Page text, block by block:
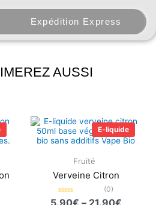
Expédition Express
AUSSI
E-liquide
Fruité
Verveine Citron
Note
(0)
5.90€ – 21.90€
de
prix :
5.90€
à
21.90€